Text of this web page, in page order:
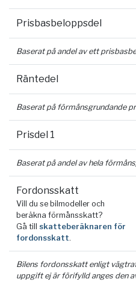
Prisbasbeloppsdel
Baserat på andel av ett
Räntedel
Baserat på förmånsgrundande
Prisdel 1
Baserat på andel av hela
Fordonsskatt
Vill du se bilmodeller och
beräkna förmånsskatt?
Gå till skatteberäknaren för
fordonsskatt.
Bilens fordonsskatt enligt
uppgift ej är förifylld anges den